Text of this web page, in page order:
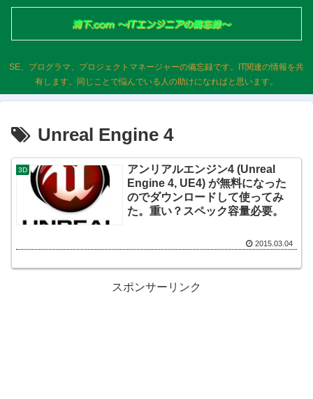
SE、プログラマ、プロジェクトマネージャーの備忘録です。IT関連の情報を共
有します。同じことで悩んでいる人の助けになればと思います。
Unreal Engine 4
3D
アンリアルエンジン4 (Unreal
Engine 4, UE4) が無料になった
のでダウンロードして使ってみ
た。重い？スペック容量必要。
2015.03.04
スポンサーリンク